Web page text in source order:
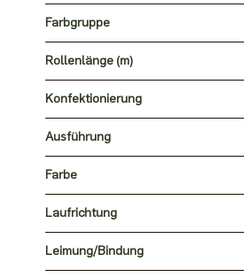
Farbgruppe
Rollenlänge (m)
Konfektionierung
Ausführung
Farbe
Laufrichtung
Leimung/Bindung